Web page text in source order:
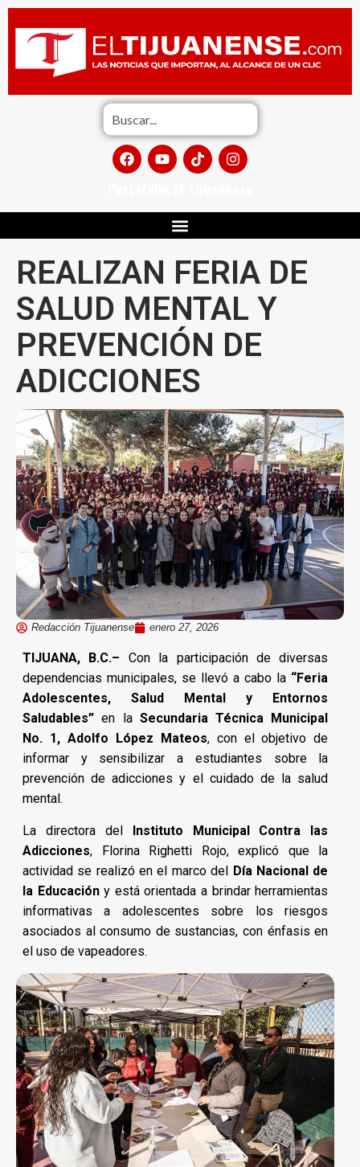
REALIZAN FERIA DE
SALUD MENTAL Y
PREVENCIÓN DE
ADICCIONES
Redacción Tijuanense enero 27, 2026
TIJUANA, B.C.– Con la participación de diversas
dependencias municipales, se llevó a cabo la “Feria
Adolescentes, Salud Mental y Entornos
Saludables” en la Secundaria Técnica Municipal
No. 1, Adolfo López Mateos, con el objetivo de
informar y sensibilizar a estudiantes sobre la
prevención de adicciones y el cuidado de la salud
mental.
La directora del Instituto Municipal Contra las
Adicciones, Florina Righetti Rojo, explicó que la
actividad se realizó en el marco del Día Nacional de
la Educacióny está orientada a brindar herramientas
informativas a adolescentes sobre los riesgos
asociados al consumo de sustancias, con énfasis en
el uso de vapeadores.